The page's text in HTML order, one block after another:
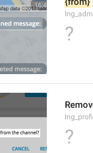
?
?